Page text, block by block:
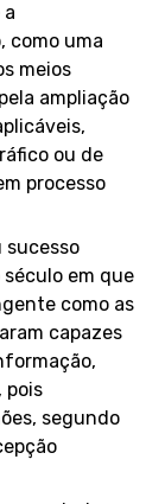
como uma
meios
ampliação
ou de
processo
sucesso
em que
como as
capazes
pois
segundo